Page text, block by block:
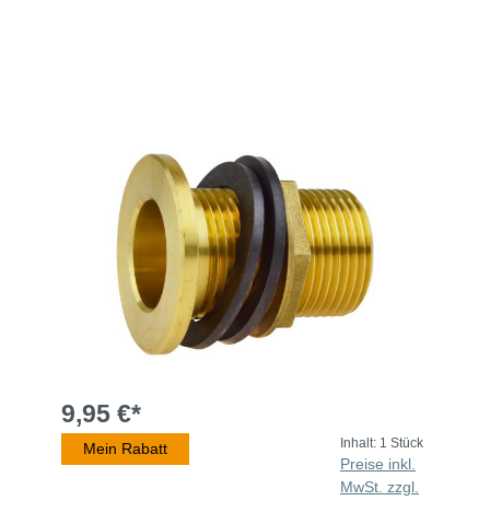
9,95 €*
Mein Rabatt Inhalt: 1 Stück
Preise inkl.
MwSt. zzgl.